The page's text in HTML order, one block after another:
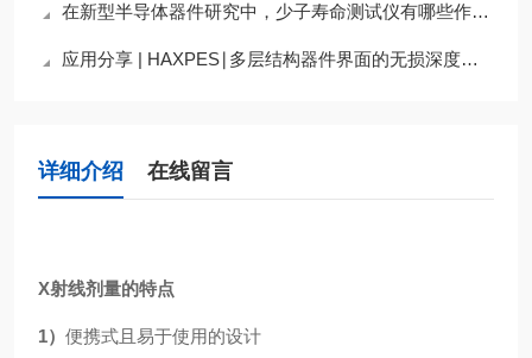
在新型半导体器件研究中，少子寿命测试仪有哪些作用？
应用分享 | HAXPES∣多层结构器件界面的无损深度分析案例
详细介绍 在线留言
X射线剂量的特点
1） 便携式且易于使用的设计